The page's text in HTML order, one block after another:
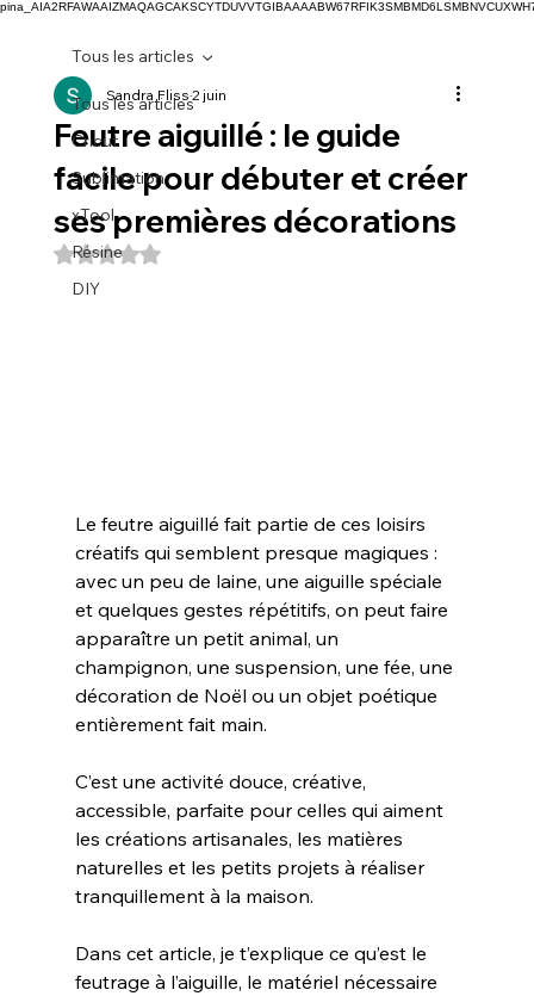
Tous les articles
Cricut
Sublimation
xTool
Résine
DIY
Tous les articles
Feutre aiguillé : le guide
facile pour débuter et créer
ses premières décorations
Sandra Fliss2 juin
Noté NaN étoiles sur 5.
Le feutre aiguillé fait partie de ces loisirs
créatifs qui semblent presque magiques :
avec un peu de laine, une aiguille spéciale
et quelques gestes répétitifs, on peut faire
apparaître un petit animal, un
champignon, une suspension, une fée, une
décoration de Noël ou un objet poétique
entièrement fait main.
C’est une activité douce, créative,
accessible, parfaite pour celles qui aiment
les créations artisanales, les matières
naturelles et les petits projets à réaliser
tranquillement à la maison.
Dans cet article, je t’explique ce qu’est le
feutrage à l’aiguille, le matériel nécessaire